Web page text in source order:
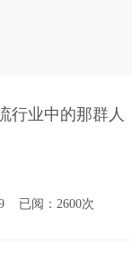
行业中的那群人
已阅：2600次